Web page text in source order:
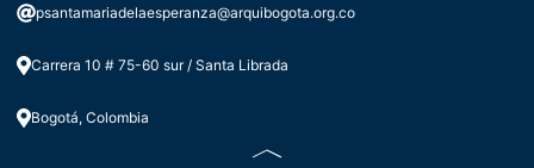
psantamariadelaesperanza@arquibogota.org.co
Carrera 10 # 75-60 sur / Santa Librada
Bogotá, Colombia